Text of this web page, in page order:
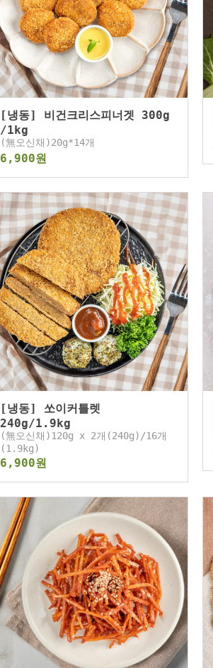
[냉동] 비건크리스피너겟 300g
/1kg
(無오신채)20g*14개
6,900원
[냉동] 쏘이커틀렛
240g/1.9kg
(無오신채)120g x 2개(240g)/16개
(1.9kg)
6,900원